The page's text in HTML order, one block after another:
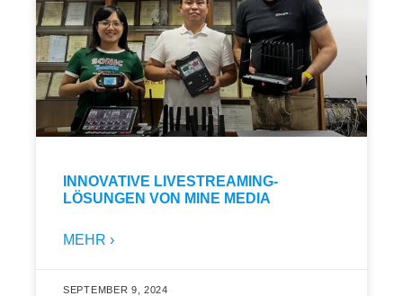
INNOVATIVE LIVESTREAMING-
LÖSUNGEN VON MINE MEDIA
MEHR ›
SEPTEMBER 9, 2024